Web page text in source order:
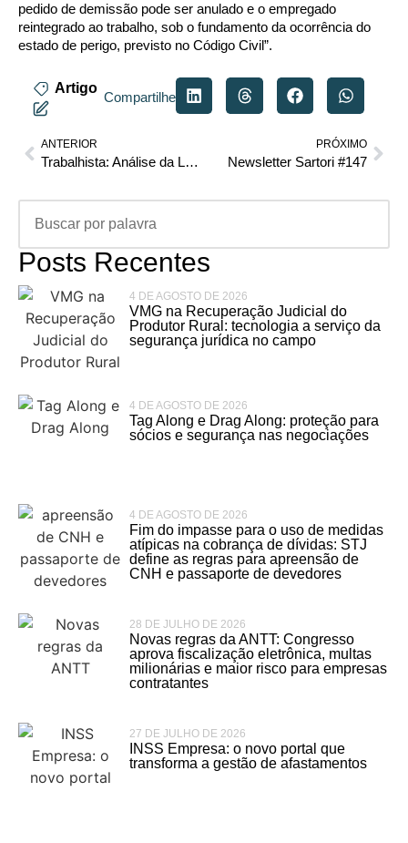
pedido de demissão pode ser anulado e o empregado
reintegrado ao trabalho, sob o fundamento da ocorrência do
estado de perigo, previsto no Código Civil”.
Artigo
Compartilhe
ANTERIOR
Trabalhista: Análise da Lei 14.151/2021 (trabalho presencial das gestantes)
PRÓXIMO
Newsletter Sartori #147
Posts Recentes
4 DE AGOSTO DE 2026
VMG na Recuperação Judicial do
Produtor Rural: tecnologia a serviço da
segurança jurídica no campo
4 DE AGOSTO DE 2026
Tag Along e Drag Along: proteção para
sócios e segurança nas negociações
4 DE AGOSTO DE 2026
Fim do impasse para o uso de medidas
atípicas na cobrança de dívidas: STJ
define as regras para apreensão de
CNH e passaporte de devedores
28 DE JULHO DE 2026
Novas regras da ANTT: Congresso
aprova fiscalização eletrônica, multas
milionárias e maior risco para empresas
contratantes
27 DE JULHO DE 2026
INSS Empresa: o novo portal que
transforma a gestão de afastamentos